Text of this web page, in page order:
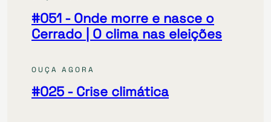
#051 - Onde morre e nasce o
Cerrado | O clima nas eleições
OUÇA AGORA
#025 - Crise climática